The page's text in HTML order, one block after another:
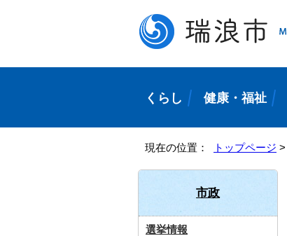
くらし 健康・福祉
現在の位置： トップページ >
市政
選挙情報